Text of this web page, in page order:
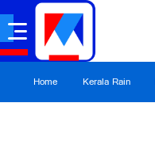
Home Kerala Rain